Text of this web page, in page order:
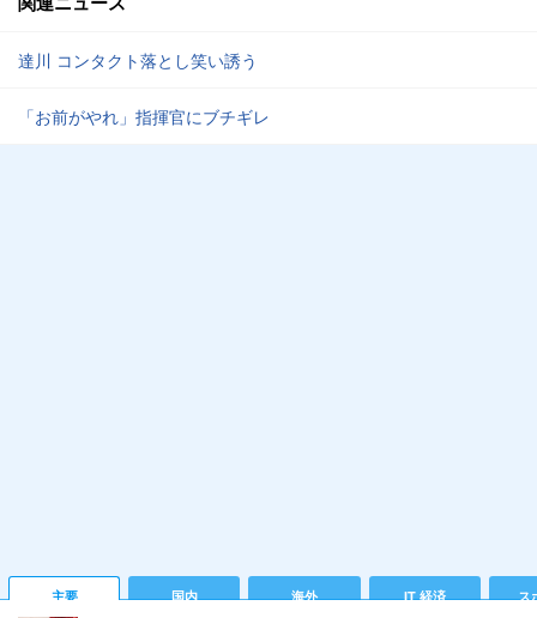
達川 コンタクト落とし笑い誘う
「お前がやれ」指揮官にブチギレ
主要 国内 海外 IT 経済 ス